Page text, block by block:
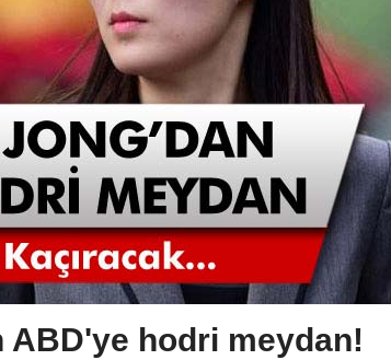
ABD'ye hodri meydan!